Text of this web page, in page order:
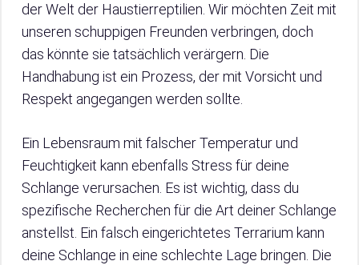
der Welt der Haustierreptilien. Wir möchten Zeit mit
unseren schuppigen Freunden verbringen, doch
das könnte sie tatsächlich verärgern. Die
Handhabung ist ein Prozess, der mit Vorsicht und
Respekt angegangen werden sollte.
Ein Lebensraum mit falscher Temperatur und
Feuchtigkeit kann ebenfalls Stress für deine
Schlange verursachen. Es ist wichtig, dass du
spezifische Recherchen für die Art deiner Schlange
anstellst. Ein falsch eingerichtetes Terrarium kann
deine Schlange in eine schlechte Lage bringen. Die